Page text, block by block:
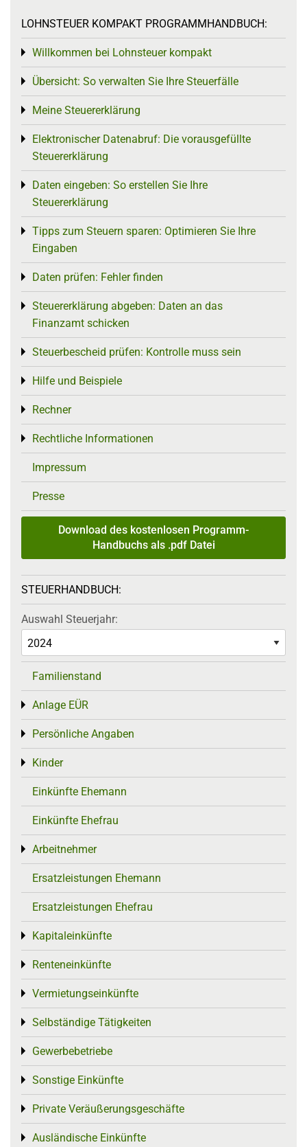
LOHNSTEUER KOMPAKT PROGRAMMHANDBUCH:
Willkommen bei Lohnsteuer kompakt
Toggle menu
Übersicht: So verwalten Sie Ihre Steuerfälle
Toggle menu
Meine Steuererklärung
Toggle menu
Elektronischer Datenabruf: Die vorausgefüllte
Steuererklärung
Toggle menu
Daten eingeben: So erstellen Sie Ihre
Steuererklärung
Toggle menu
Tipps zum Steuern sparen: Optimieren Sie Ihre
Eingaben
Toggle menu
Daten prüfen: Fehler finden
Toggle menu
Steuererklärung abgeben: Daten an das
Finanzamt schicken
Toggle menu
Steuerbescheid prüfen: Kontrolle muss sein
Toggle menu
Hilfe und Beispiele
Toggle menu
Rechner
Toggle menu
Rechtliche Informationen
Toggle menu
Impressum
Presse
Download des kostenlosen Programm-
Handbuchs als .pdf Datei
STEUERHANDBUCH:
Auswahl Steuerjahr:
Familienstand
Anlage EÜR
Toggle menu
Persönliche Angaben
Toggle menu
Kinder
Toggle menu
Einkünfte Ehemann
Einkünfte Ehefrau
Arbeitnehmer
Toggle menu
Ersatzleistungen Ehemann
Ersatzleistungen Ehefrau
Kapitaleinkünfte
Toggle menu
Renteneinkünfte
Toggle menu
Vermietungseinkünfte
Toggle menu
Selbständige Tätigkeiten
Toggle menu
Gewerbebetriebe
Toggle menu
Sonstige Einkünfte
Toggle menu
Private Veräußerungsgeschäfte
Toggle menu
Ausländische Einkünfte
Toggle menu